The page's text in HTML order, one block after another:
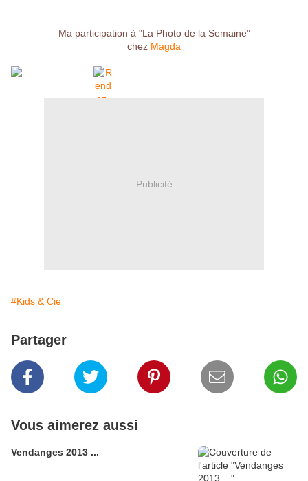
Ma participation à "La Photo de la Semaine"
chez Magda
Publicité
#Kids & Cie
Partager
Vous aimerez aussi
Vendanges 2013 ...